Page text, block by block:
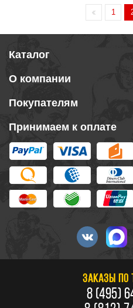
1
Каталог
О компании
Покупателям
Принимаем к оплате
ЗАКАЗЫ ПО
8 (495)